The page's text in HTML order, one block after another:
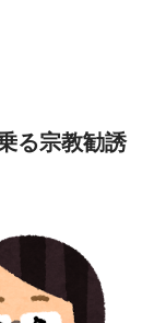
る宗教勧誘